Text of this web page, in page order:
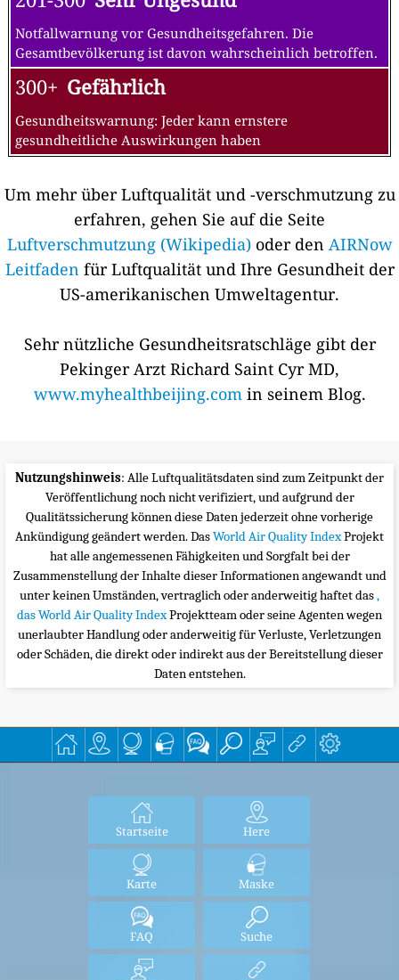
Notfallwarnung vor Gesundheitsgefahren. Die
Gesamtbevölkerung ist davon wahrscheinlich betroffen.
300+ Gefährlich
Gesundheitswarnung: Jeder kann ernstere
gesundheitliche Auswirkungen haben
Um mehr über Luftqualität und -verschmutzung zu
erfahren, gehen Sie auf die Seite
Luftverschmutzung (Wikipedia)oder den AIRNow
Leitfaden für Luftqualität und Ihre Gesundheit der
US-amerikanischen Umweltagentur.
Sehr nützliche Gesundheitsratschläge gibt der
Pekinger Arzt Richard Saint Cyr MD,
www.myhealthbeijing.comin seinem Blog.
Nutzungshinweis: Alle Luftqualitätsdaten sind zum Zeitpunkt der
Veröffentlichung noch nicht verifiziert, und aufgrund der
Qualitätssicherung können diese Daten jederzeit ohne vorherige
Ankündigung geändert werden. DasWorld Air Quality IndexProjekt
hat alle angemessenen Fähigkeiten und Sorgfalt bei der
Zusammenstellung der Inhalte dieser Informationen angewandt und
unter keinen Umständen, vertraglich oder anderweitig haftet das,
das World Air Quality IndexProjektteam oder seine Agenten wegen
unerlaubter Handlung oder anderweitig für Verluste, Verletzungen
oder Schäden, die direkt oder indirekt aus der Bereitstellung dieser
Daten entstehen.
Startseite Here
Karte Maske
FAQ Suche